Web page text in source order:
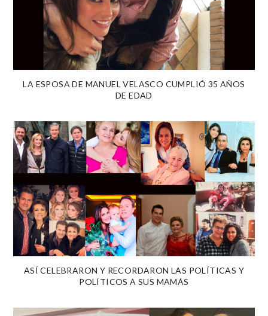
LA ESPOSA DE MANUEL VELASCO CUMPLIÓ 35 AÑOS
DE EDAD
ASÍ CELEBRARON Y RECORDARON LAS POLÍTICAS Y
POLÍTICOS A SUS MAMÁS